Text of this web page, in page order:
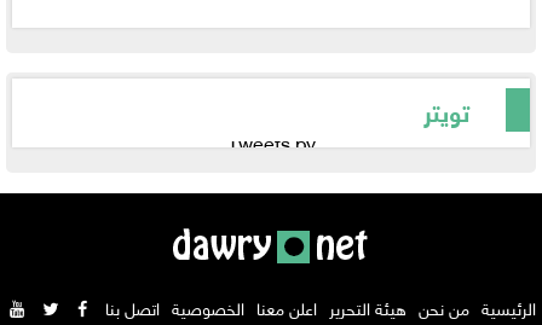
تويتر
Tweets by
الرئيسية من نحن هيئة التحرير اعلن معنا الخصوصية اتصل بنا